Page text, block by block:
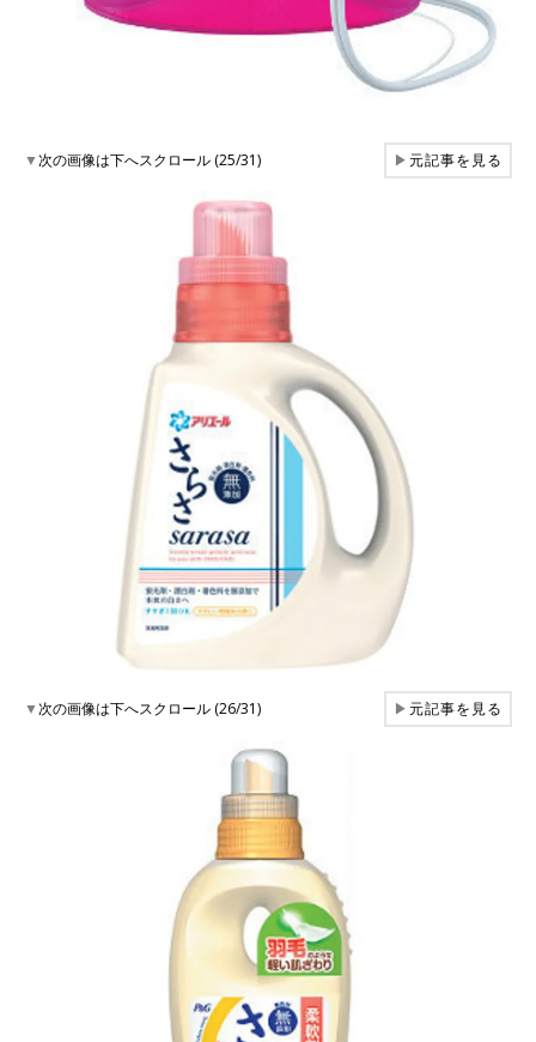
▼次の画像は下へスクロール (25/31) ▶元記事を見る
▼次の画像は下へスクロール (26/31) ▶元記事を見る